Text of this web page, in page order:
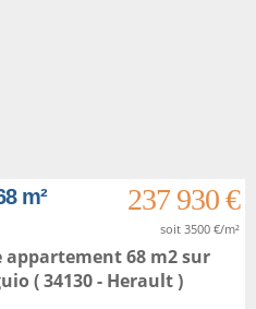
m² 237 930 €
soit 3500 €/m²
appartement 68 m2sur
( 34130 - Herault )